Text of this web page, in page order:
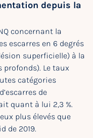
depuis la
concernant la
escarres en 6 degrés
superficielle) à la
Le taux
catégories
de
quant à lui 2,3 %.
plus élevés que
de 2019.